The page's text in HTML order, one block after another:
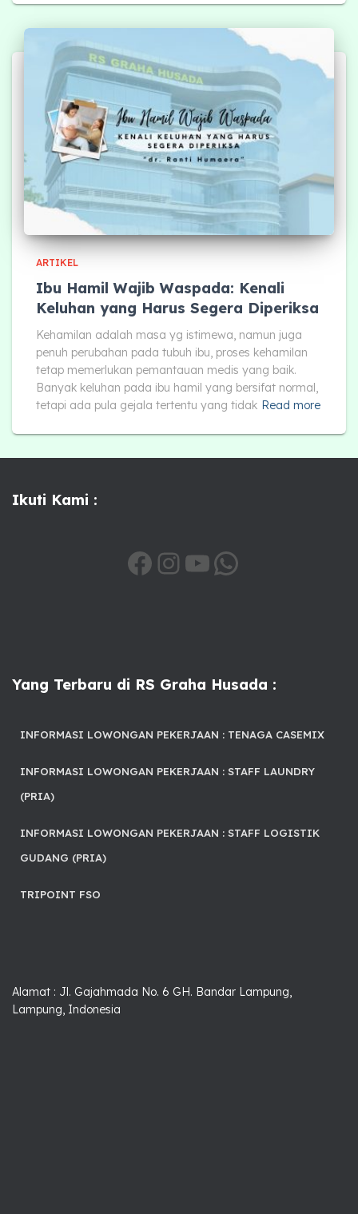
ARTIKEL
Ibu Hamil Wajib Waspada: Kenali
Keluhan yang Harus Segera Diperiksa
Kehamilan adalah masa yg istimewa, namun juga
penuh perubahan pada tubuh ibu, proses kehamilan
tetap memerlukan pemantauan medis yang baik.
Banyak keluhan pada ibu hamil yang bersifat normal,
tetapi ada pula gejala tertentu yang tidak Read more
Ikuti Kami :
HTTPS://WWW.FACEBOOK.COM/SHARE/1A6QSXIHTV/ INSTAGRAM YOUTUBE
Yang Terbaru di RS Graha Husada :
INFORMASI LOWONGAN PEKERJAAN : TENAGA CASEMIX
INFORMASI LOWONGAN PEKERJAAN : STAFF LAUNDRY
(PRIA)
INFORMASI LOWONGAN PEKERJAAN : STAFF LOGISTIK
GUDANG (PRIA)
TRIPOINT FSO
Alamat : Jl. Gajahmada No. 6 GH. Bandar Lampung,
Lampung, Indonesia